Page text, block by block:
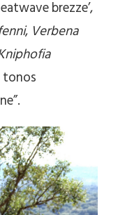
brezze’,
, Verbena
tonos